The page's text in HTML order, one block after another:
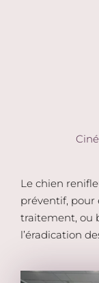
Le chien
préventif,
traitement, ou
l’éradication